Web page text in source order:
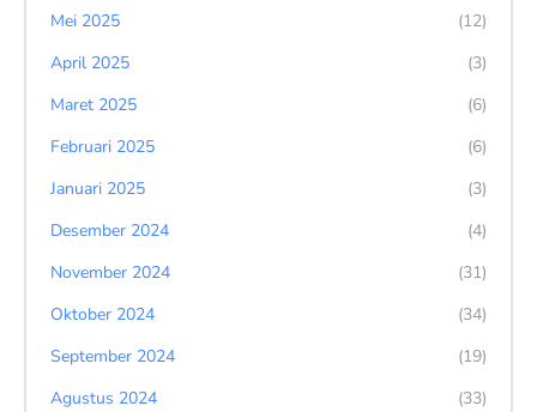
Mei 2025
(12)
April 2025
(3)
Maret 2025
(6)
Februari 2025
(6)
Januari 2025
(3)
Desember 2024
(4)
November 2024
(31)
Oktober 2024
(34)
September 2024
(19)
Agustus 2024
(33)